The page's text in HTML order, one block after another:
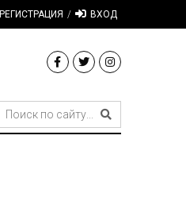
РЕГИСТРАЦИЯ / ВХОД